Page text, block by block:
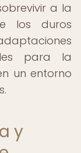
a la
los duros
para la
un entorno
y